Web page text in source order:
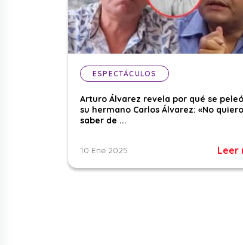
ESPECTÁCULOS
Arturo Álvarez revela por qué se
su hermano Carlos Álvarez: «No quiero
saber de ...
10 Ene 2025 Leer